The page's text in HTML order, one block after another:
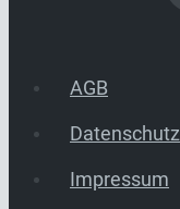
AGB
Datenschutz
Impressum